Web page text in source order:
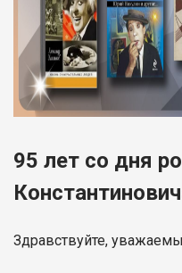
95 лет со дня
Здравствуйте,